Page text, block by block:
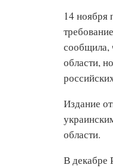
14 ноября
сообщила,
области,
Издание
области.
В декабре